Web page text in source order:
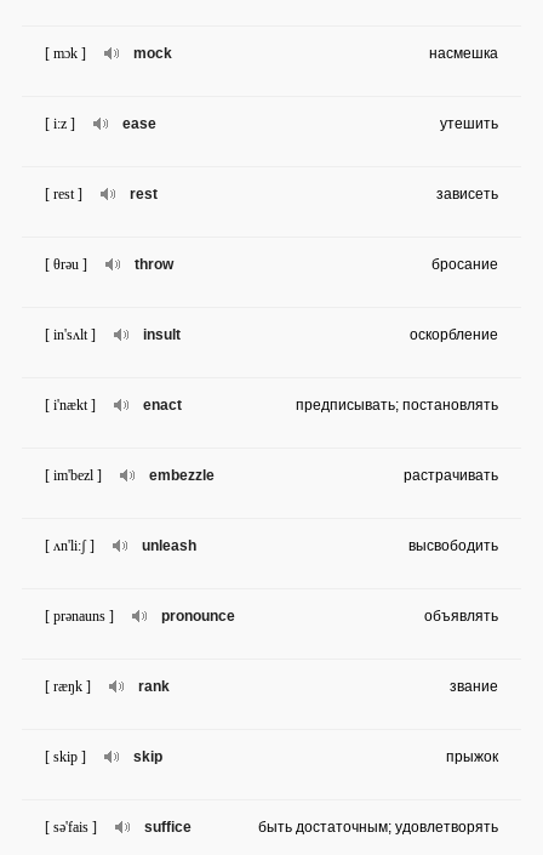
mock
[ mɔk ] насмешка
ease
[ i:z ] утешить
rest
[ rest ] зависеть
throw
[ θrəu ] бросание
insult
[ in'sʌlt ] оскорбление
enact
[ i'nækt ] предписывать; постановлять
embezzle
[ im'bezl ] растрачивать
unleash
[ ʌn'li:ʃ ] высвободить
pronounce
[ prənauns ] объявлять
rank
[ ræŋk ] звание
skip
[ skip ] прыжок
suffice
[ sə'fais ] быть достаточным; удовлетворять